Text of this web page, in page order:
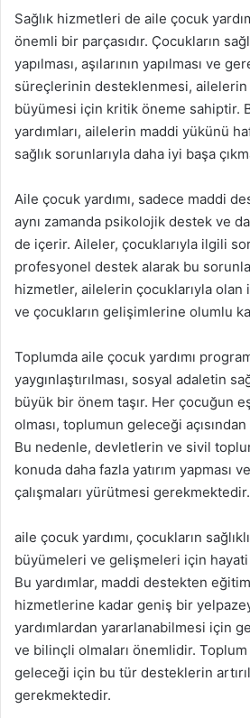
Sağlık hizmetleri de aile çocuk
önemli bir parçasıdır. Çocukların
yapılması, aşılarının yapılması ve
süreçlerinin desteklenmesi, ailelerin
büyümesi için kritik öneme sahiptir.
yardımları, ailelerin maddi yükünü
sağlık sorunlarıyla daha iyi başa
Aile çocuk yardımı, sadece maddi
aynı zamanda psikolojik destek ve
de içerir. Aileler, çocuklarıyla ilgili
profesyonel destek alarak bu
hizmetler, ailelerin çocuklarıyla
ve çocukların gelişimlerine olumlu
Toplumda aile çocuk yardımı
yaygınlaştırılması, sosyal adaletin
büyük bir önem taşır. Her çocuğun
olması, toplumun geleceği
Bu nedenle, devletlerin ve sivil
konuda daha fazla yatırım yapması
çalışmaları yürütmesi gerekmektedir.
aile çocuk yardımı, çocukların
büyümeleri ve gelişmeleri için hayati
Bu yardımlar, maddi destekten
hizmetlerine kadar geniş bir
yardımlardan yararlanabilmesi için
ve bilinçli olmaları önemlidir. Toplum
geleceği için bu tür desteklerin
gerekmektedir.